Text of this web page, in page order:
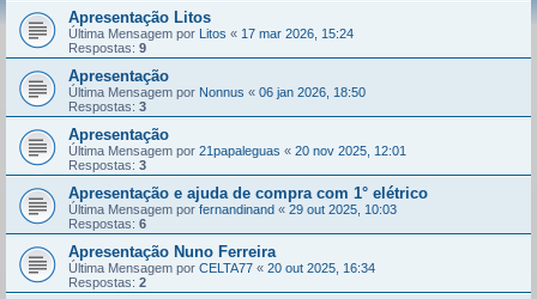
Apresentação Litos
Última Mensagem por Litos « 17 mar 2026, 15:24
Respostas: 9
Apresentação
Última Mensagem por Nonnus « 06 jan 2026, 18:50
Respostas: 3
Apresentação
Última Mensagem por 21papaleguas « 20 nov 2025, 12:01
Respostas: 3
Apresentação e ajuda de compra com 1° elétrico
Última Mensagem por fernandinand « 29 out 2025, 10:03
Respostas: 6
Apresentação Nuno Ferreira
Última Mensagem por CELTA77 « 20 out 2025, 16:34
Respostas: 2